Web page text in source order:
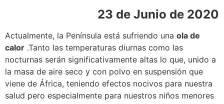
23 de Junio de 2020
Actualmente, la Península está sufriendo una ola de
calor .Tanto las temperaturas diurnas como las
nocturnas serán significativamente altas lo que, unido a
la masa de aire seco y con polvo en suspensión que
viene de África, teniendo efectos nocivos para nuestra
salud pero especialmente para nuestros niños menores